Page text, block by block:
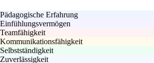
Pädagogische Erfahrung
Einfühlungsvermögen
Teamfähigkeit
Kommunikationsfähigkeit
Selbstständigkeit
Zuverlässigkeit